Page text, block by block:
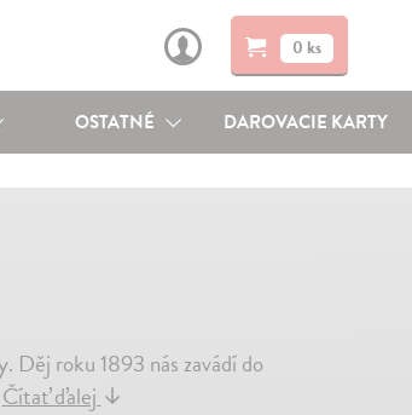
0 ks
OSTATNÉ DAROVACIE KARTY
Děj roku 1893 nás zavádí do
Čítať ďalej↓